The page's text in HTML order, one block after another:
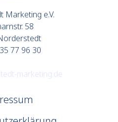
Marketing e.V.
58
77 96 30
marketing.de